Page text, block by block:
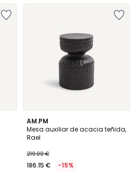
AM.PM
Mesa auxiliar de acacia teñida,
Rael
219.00 €
186.15 € -15%
4,8
/ 5